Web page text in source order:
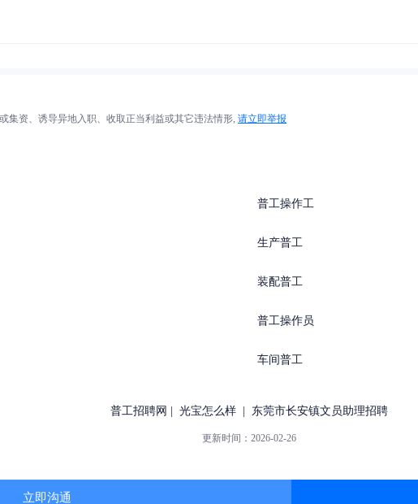
集资、诱导异地入职、收取正当利益或其它违法情形, 请立即举报
普工操作工
生产普工
装配普工
普工操作员
车间普工
普工招聘网 光宝怎么样 东莞市长安镇文员助理招聘
更新时间： 2026-02-26
立即沟通